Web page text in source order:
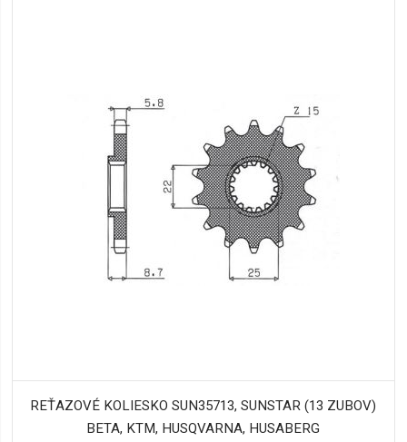
REŤAZOVÉ KOLIESKO SUN35713, SUNSTAR (13 ZUBOV)
BETA, KTM, HUSQVARNA, HUSABERG